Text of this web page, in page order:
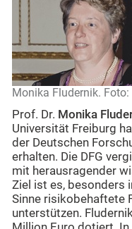
Monika Fludernik.
Prof. Dr. Monika
Universität Freiburg
der Deutschen
erhalten. Die DFG
mit herausragender
Ziel ist es, besonders
Sinne risikobehaftete
unterstützen.